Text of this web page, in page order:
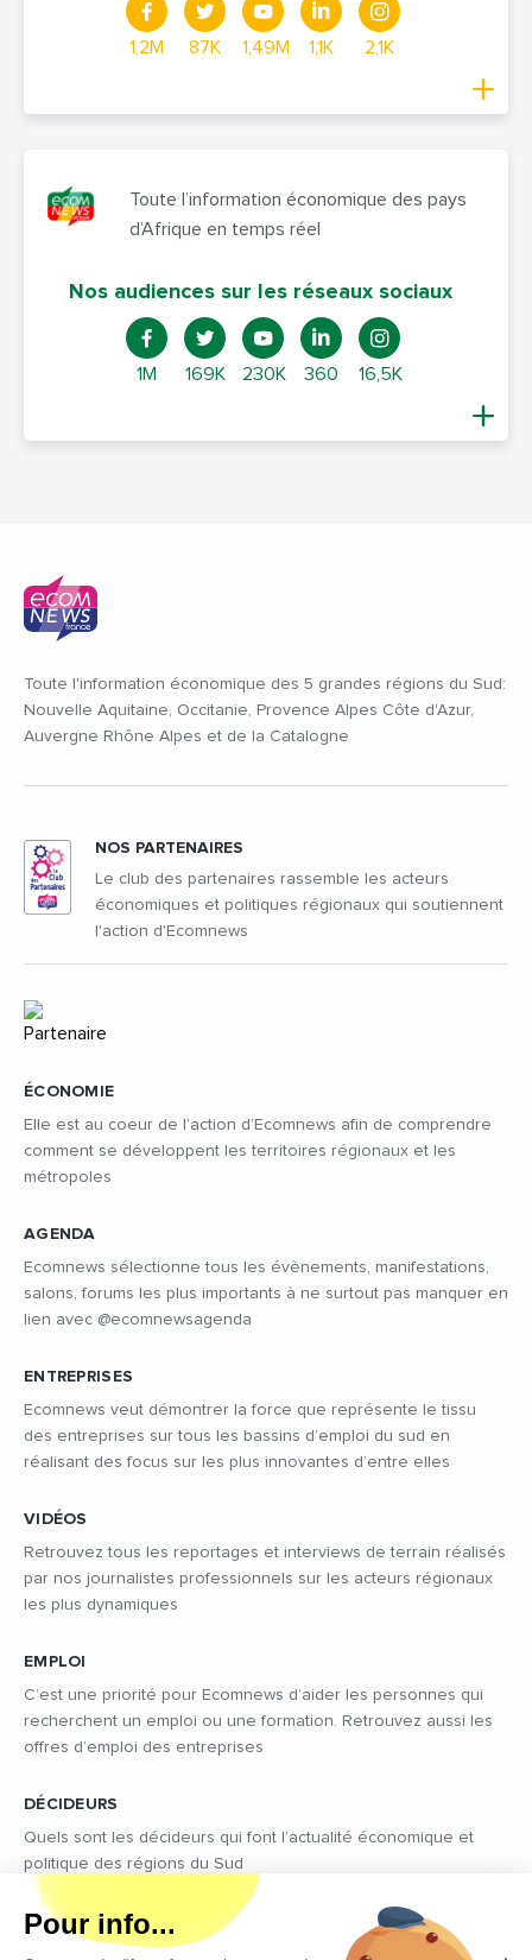
1,2M 87K 1,49M 1,1K 2,1K
Toute l’information économique des pays
d’Afrique en temps réel
Nos audiences sur les réseaux sociaux
1M 169K 230K 360 16,5K
Toute l'information économique des 5 grandes régions du Sud:
Nouvelle Aquitaine, Occitanie, Provence Alpes Côte d'Azur,
Auvergne Rhône Alpes et de la Catalogne
ÉCONOMIE
Elle est au coeur de l’action d’Ecomnews afin de comprendre
comment se développent les territoires régionaux et les
métropoles
AGENDA
Ecomnews sélectionne tous les évènements, manifestations,
salons, forums les plus importants à ne surtout pas manquer en
lien avec @ecomnewsagenda
ENTREPRISES
Ecomnews veut démontrer la force que représente le tissu
des entreprises sur tous les bassins d’emploi du sud en
réalisant des focus sur les plus innovantes d’entre elles
VIDÉOS
Retrouvez tous les reportages et interviews de terrain réalisés
par nos journalistes professionnels sur les acteurs régionaux
les plus dynamiques
EMPLOI
C’est une priorité pour Ecomnews d’aider les personnes qui
recherchent un emploi ou une formation. Retrouvez aussi les
offres d’emploi des entreprises
DÉCIDEURS
Quels sont les décideurs qui font l’actualité économique et
politique des régions du Sud
NOS PARTENAIRES
Le club des partenaires rassemble les acteurs
économiques et politiques régionaux qui soutiennent
l'action d'Ecomnews